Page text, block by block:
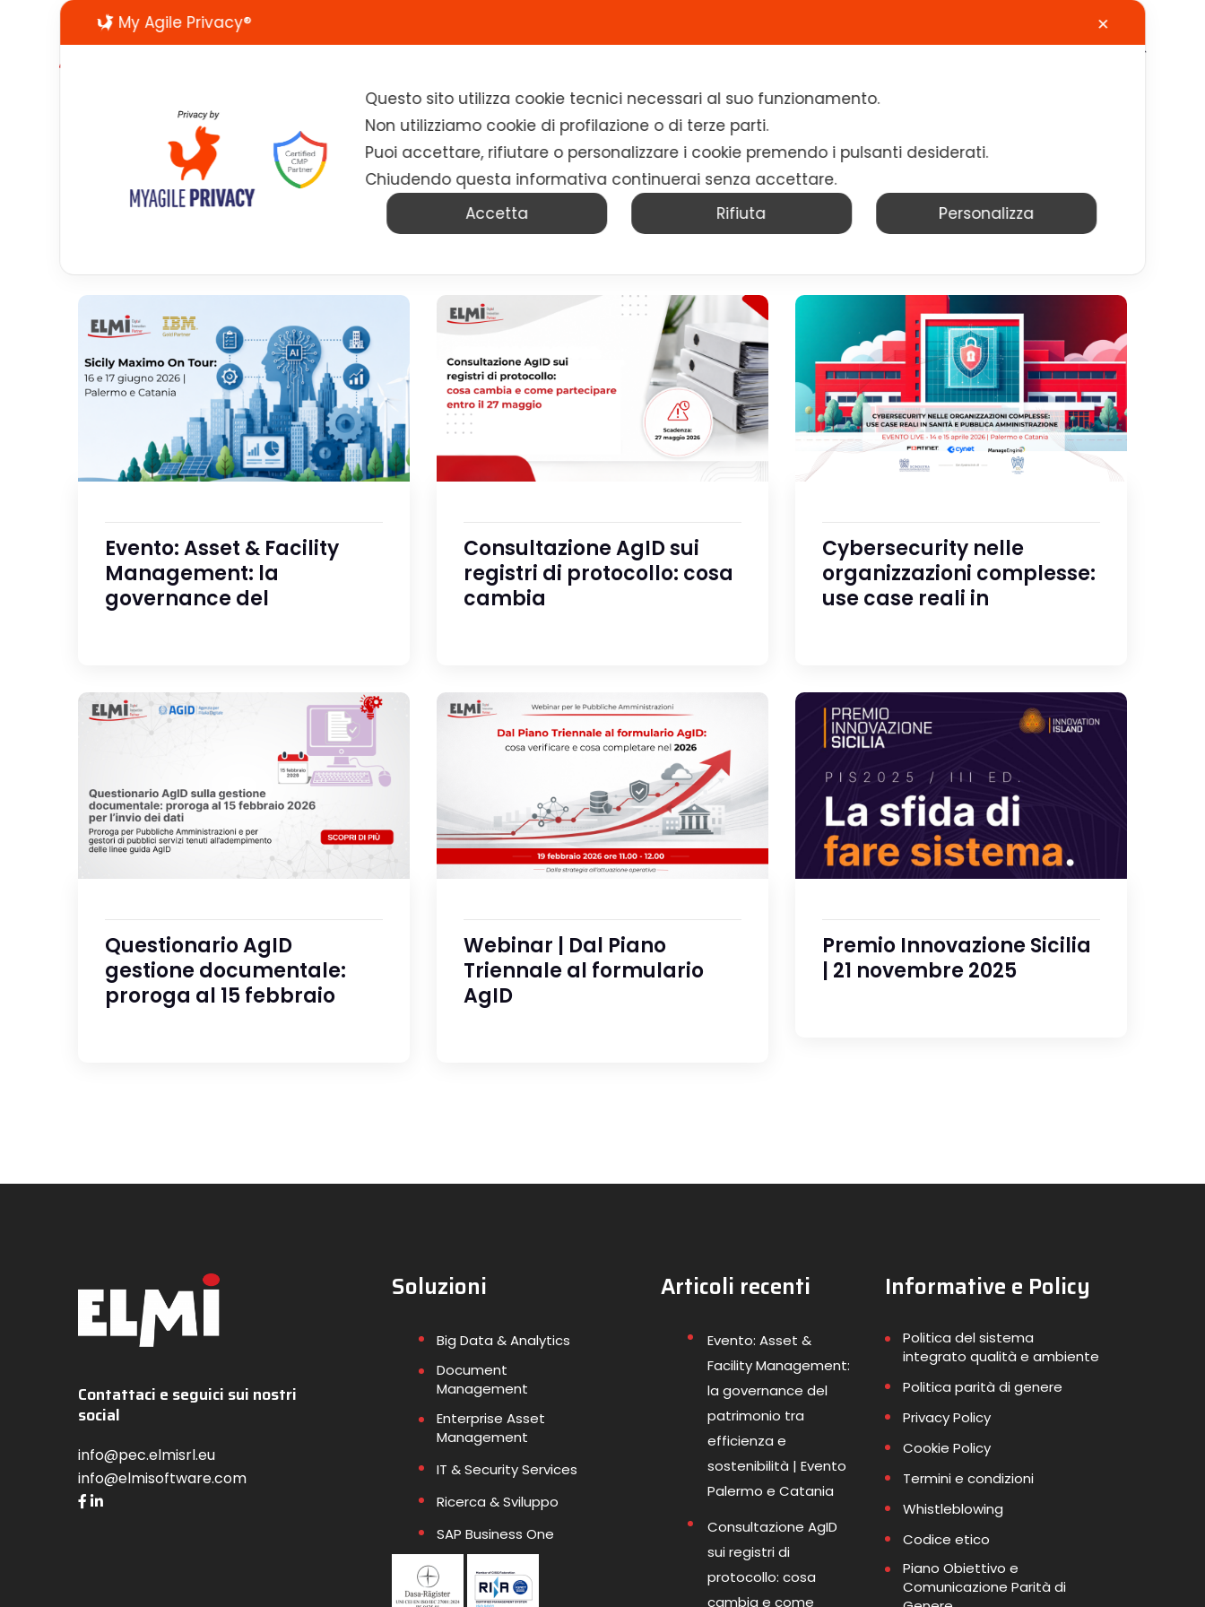
Home Chi siamo Soluzioni News Calendario Contatti Lavora con noi
VEDI TUTTI |
Evento: Asset & Facility
Management: la
governance del
Consultazione AgID sui
registri di protocollo: cosa
cambia
Cybersecurity nelle
organizzazioni complesse:
use case reali in
Questionario AgID
gestione documentale:
proroga al 15 febbraio
Webinar | Dal Piano
Triennale al formulario
AgID
Premio Innovazione Sicilia
| 21 novembre 2025
Contattaci e seguici sui nostri
social
info@pec.elmisrl.eu
info@elmisoftware.com
Soluzioni
Big Data & Analytics
Document
Management
Enterprise Asset
Management
IT & Security Services
Ricerca & Sviluppo
SAP Business One
Articoli recenti
Evento: Asset &
Facility Management:
la governance del
patrimonio tra
efficienza e
sostenibilità | Evento
Palermo e Catania
Consultazione AgID
sui registri di
protocollo: cosa
cambia e come
Informative e Policy
Politica del sistema
integrato qualità e ambiente
Politica parità di genere
Privacy Policy
Cookie Policy
Termini e condizioni
Whistleblowing
Codice etico
Piano Obiettivo e
Comunicazione Parità di
My Agile Privacy® ✕
Questo sito utilizza cookie tecnici necessari al suo funzionamento.
Non utilizziamo cookie di profilazione o di terze parti.
Puoi accettare, rifiutare o personalizzare i cookie premendo i pulsanti desiderati.
Chiudendo questa informativa continuerai senza accettare.
Accetta
Rifiuta Personalizza